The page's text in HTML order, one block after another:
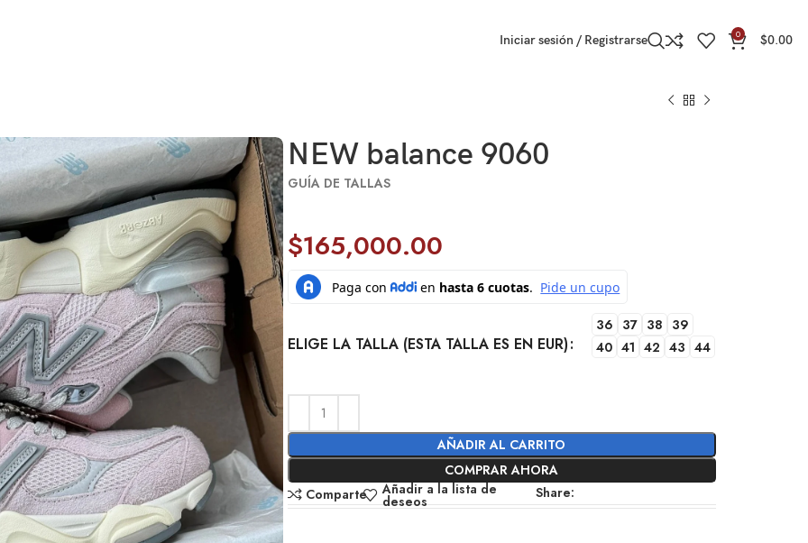
Iniciar sesión / Registrarse 0 $0.00
NEW balance 9060
GUÍA DE TALLAS
$165,000.00
ELIGE LA TALLA (ESTA TALLA ES EN EUR)
36 37 38 39
40 41 42 43 44
AÑADIR AL CARRITO
COMPRAR AHORA
Comparte
Añadir a la lista de
deseos Share: